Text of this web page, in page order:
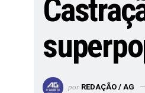
por REDAÇÃO / AG